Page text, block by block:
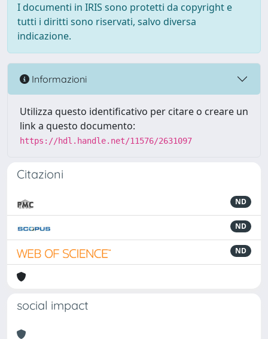
I documenti in IRIS sono protetti da copyright e
tutti i diritti sono riservati, salvo diversa
indicazione.
Informazioni
Utilizza questo identificativo per citare o creare un
link a questo documento:
https://hdl.handle.net/11576/2631097
Citazioni
ND
ND
ND
social impact